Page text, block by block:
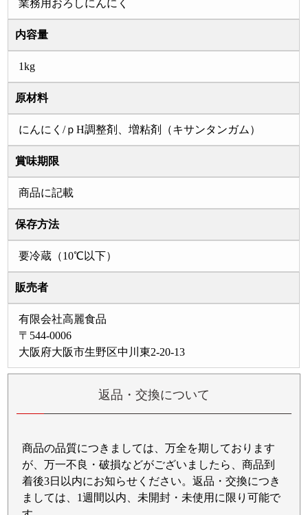
業務用おろしにんにく
内容量
1kg
原材料
にんにく/ｐH調整剤、増粘剤（キサンタンガム）
賞味期限
商品に記載
保存方法
要冷蔵（10℃以下）
販売者
有限会社高麗食品
〒544-0006
大阪府大阪市生野区中川東2-20-13
返品・交換について
商品の品質につきましては、万全を期しております
が、万一不良・破損などがございましたら、商品到
着後3日以内にお知らせください。返品・交換につき
ましては、1週間以内、未開封・未使用に限り可能で